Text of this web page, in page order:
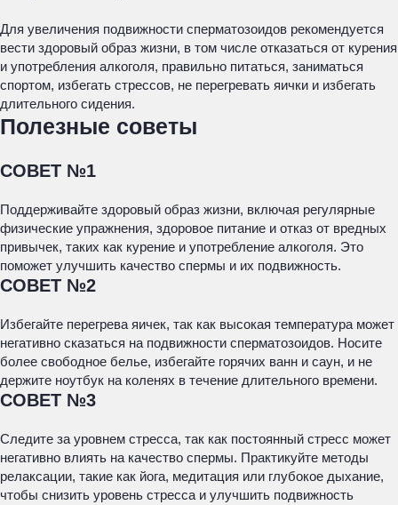
Для увеличения подвижности сперматозоидов рекомендуется
вести здоровый образ жизни, в том числе отказаться от курения
и употребления алкоголя, правильно питаться, заниматься
спортом, избегать стрессов, не перегревать яички и избегать
длительного сидения.
Полезные советы
СОВЕТ №1
Поддерживайте здоровый образ жизни, включая регулярные
физические упражнения, здоровое питание и отказ от вредных
привычек, таких как курение и употребление алкоголя. Это
поможет улучшить качество спермы и их подвижность.
СОВЕТ №2
Избегайте перегрева яичек, так как высокая температура может
негативно сказаться на подвижности сперматозоидов. Носите
более свободное белье, избегайте горячих ванн и саун, и не
держите ноутбук на коленях в течение длительного времени.
СОВЕТ №3
Следите за уровнем стресса, так как постоянный стресс может
негативно влиять на качество спермы. Практикуйте методы
релаксации, такие как йога, медитация или глубокое дыхание,
чтобы снизить уровень стресса и улучшить подвижность